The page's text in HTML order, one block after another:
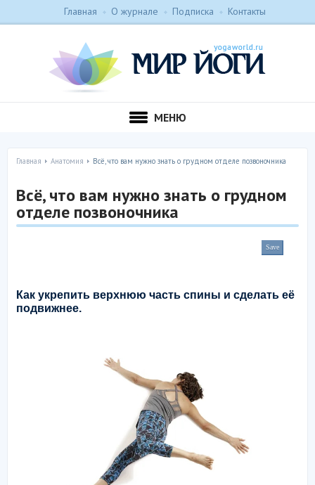
Главная О журнале Подписка Контакты
МЕНЮ
Главная Анатомия Всё, что вам нужно знать о грудном отделе позвоночника
Всё, что вам нужно знать о грудном
отделе позвоночника
Save
Как укрепить верхнюю часть спины и сделать её
подвижнее.